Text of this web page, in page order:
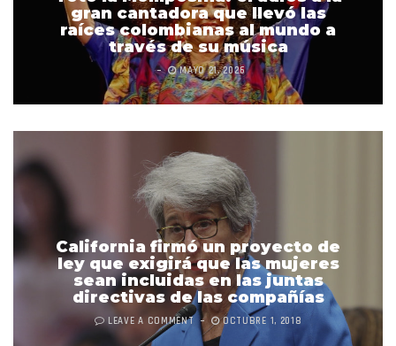
gran cantadora que llevó las
raíces colombianas al mundo a
través de su música
MAYO 21, 2026
California firmó un proyecto de
ley que exigirá que las mujeres
sean incluidas en las juntas
directivas de las compañías
LEAVE A COMMENT OCTUBRE 1, 2018